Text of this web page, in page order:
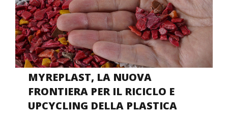
MYREPLAST, LA NUOVA
FRONTIERA PER IL RICICLO E
UPCYCLING DELLA PLASTICA